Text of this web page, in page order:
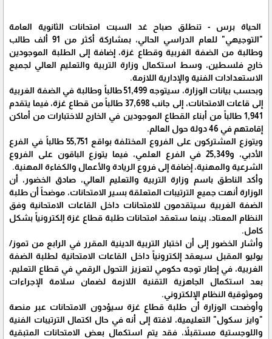
الحياة برس - تنطلق صباح غد السبت امتحانات الثانوية العامة
"التوجيهي" للعام الدراسي الحالي، بمشاركة أكثر من 91 ألف طالب
وطالبة من الضفة الغربية وقطاع غزة، إضافة إلى الطلبة الموجودين
خارج فلسطين، وسط استكمال وزارة التربية والتعليم العالي لجميع
الاستعدادات الفنية والإدارية اللازمة.
وبحسب بيانات الوزارة، سيتوجه 51,499 طالباً وطالبة في الضفة الغربية
إلى قاعات الامتحانات، إلى جانب 37,698 طالباً من قطاع غزة، فيما يتقدم
1,941 طالباً من أبناء القطاع الموجودين في الخارج للاختبارات من أماكن
إقامتهم في 46 دولة حول العالم.
ويتوزع المشتركون على الفروع المختلفة بواقع 55,751 طالباً في الفرع
الأدبي، و25,349 في الفرع العلمي، فيما يتوزع الباقون على الفروع
الشرعية والمهنية، إضافة إلى فروع الريادة والأعمال والكفاءة المهنية.
وأكد الناطق باسم وزارة التربية والتعليم العالي، صادق الخضور، أن
الوزارة أنهت جميع الترتيبات المتعلقة بسير الامتحانات، موضحاً أن طلبة
الضفة الغربية سيتقدمون للامتحانات داخل القاعات الامتحانية وفق
النظام المعتاد، بينما ستعقد امتحانات طلبة قطاع غزة إلكترونياً بشكل
كامل.
وأشار الخضور إلى أن اختبار التربية الدينية المقرر في الرابع من تموز/
يوليو المقبل سيعقد إلكترونياً داخل القاعات الامتحانية لطلبة الضفة
الغربية، في إطار توجه حكومي لتعزيز التحول الرقمي في قطاع التعليم،
بعد استكمال الجاهزية التقنية اللازمة لضمان سلامة الإجراءات
وموثوقية النظام الإلكتروني.
وأوضحت الوزارة أن طلبة قطاع غزة سيؤدون الامتحانات عبر منصة
"وايز سكول" التعليمية، لافتة إلى أنه في حال اكتمال الترتيبات الفنية
واللوجستية مستقبلاً، فقد يتم استكمال بعض الامتحانات المتبقية